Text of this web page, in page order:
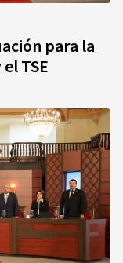
para la
TSE